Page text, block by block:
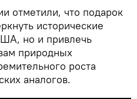
отметили, что подарок
исторические
но и привлечь
природных
роста
аналогов.